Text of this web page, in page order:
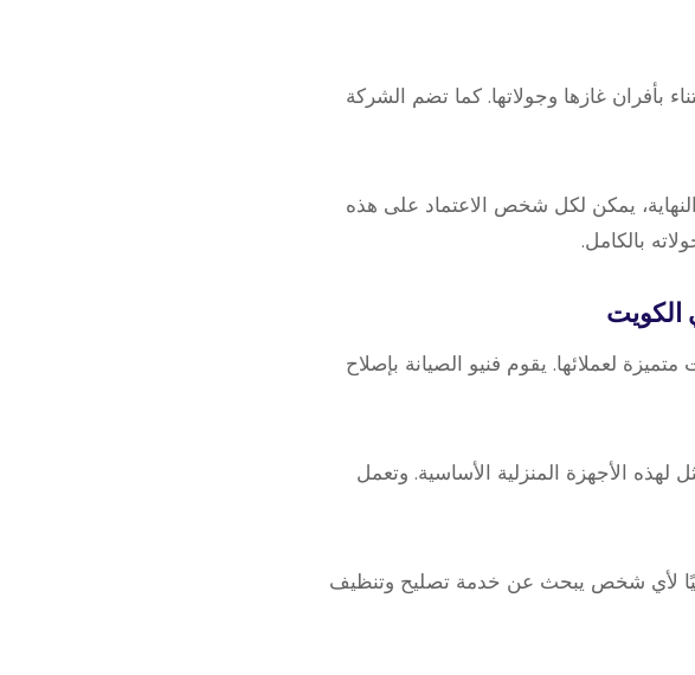
بأفران غازها وجولاتها. كما تضم الشركة
يمكن لكل شخص الاعتماد على هذه
بالكامل.
الكويت
لعملائها. يقوم فنيو الصيانة بإصلاح
لهذه الأجهزة المنزلية الأساسية. وتعمل
لأي شخص يبحث عن خدمة تصليح وتنظيف